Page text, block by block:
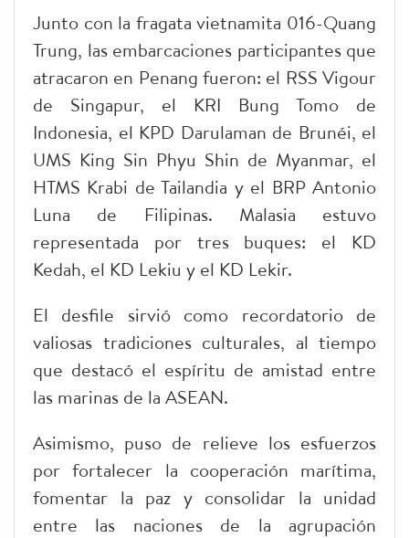
Junto con la fragata vietnamita 016-Quang
Trung, las embarcaciones participantes que
atracaron en Penang fueron: el RSS Vigour
de Singapur, el KRI Bung Tomo de
Indonesia, el KPD Darulaman de Brunéi, el
UMS King Sin Phyu Shin de Myanmar, el
HTMS Krabi de Tailandia y el BRP Antonio
Luna de Filipinas. Malasia estuvo
representada por tres buques: el KD
Kedah, el KD Lekiu y el KD Lekir.
El desfile sirvió como recordatorio de
valiosas tradiciones culturales, al tiempo
que destacó el espíritu de amistad entre
las marinas de la ASEAN.
Asimismo, puso de relieve los esfuerzos
por fortalecer la cooperación marítima,
fomentar la paz y consolidar la unidad
entre las naciones de la agrupación